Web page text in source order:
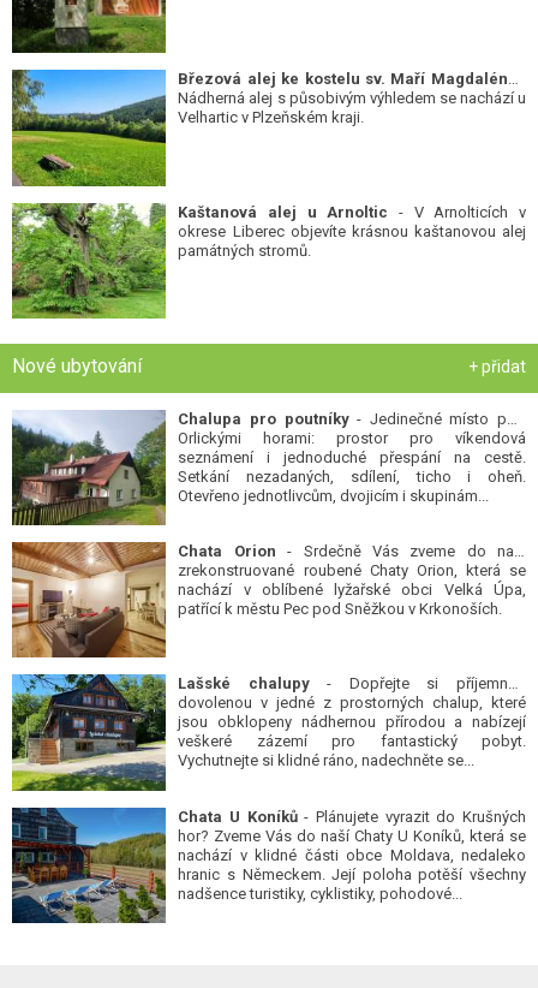
Březová alej ke kostelu sv. Maří Magdalény-
Nádherná alej s působivým výhledem se nachází u
Velhartic v Plzeňském kraji.
Kaštanová alej u Arnoltic - V Arnolticích v
okrese Liberec objevíte krásnou kaštanovou alej
památných stromů.
Nové ubytování + přidat
Chalupa pro poutníky- Jedinečné místo pod
Orlickými horami: prostor pro víkendová
seznámení i jednoduché přespání na cestě.
Setkání nezadaných, sdílení, ticho i oheň.
Otevřeno jednotlivcům, dvojicím i skupinám...
Chata Orion - Srdečně Vás zveme do naší
zrekonstruované roubené Chaty Orion, která se
nachází v oblíbené lyžařské obci Velká Úpa,
patřící k městu Pec pod Sněžkou v Krkonoších.
Lašské chalupy- Dopřejte si příjemnou
dovolenou v jedné z prostorných chalup, které
jsou obklopeny nádhernou přírodou a nabízejí
veškeré zázemí pro fantastický pobyt.
Vychutnejte si klidné ráno, nadechněte se...
Chata U Koníků- Plánujete vyrazit do Krušných
hor? Zveme Vás do naší Chaty U Koníků, která se
nachází v klidné části obce Moldava, nedaleko
hranic s Německem. Její poloha potěší všechny
nadšence turistiky, cyklistiky, pohodové...